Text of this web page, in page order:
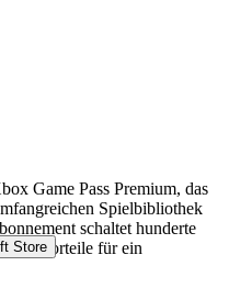
Game Pass Premium, das
Spielbibliothek
schaltet hunderte
Vorteile für ein
Store